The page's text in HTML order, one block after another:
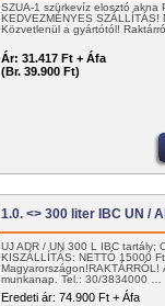
SZUA-1 szürkevíz elosztó akna
KEDVEZMÉNYES SZÁLLÍTÁS!
Közvetlenül a gyártótól!
Ár: 31.417 Ft + Áfa
(Br. 39.900 Ft)
1.0. <> 300 liter IBC UN /
ÚJ ADR / UN 300 L IBC tartály;
KISZÁLLÍTÁS: NETTÓ 15000
Magyarországon!RAKTÁRRÓL!
munkanap. Tel.: 30/3834000 …
Eredeti ár: 74.900 Ft + Áfa